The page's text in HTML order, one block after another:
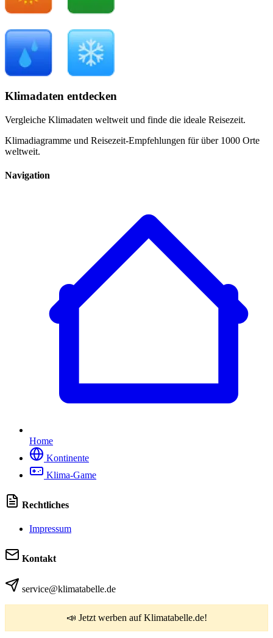
Klimadaten entdecken
Vergleiche Klimadaten weltweit und finde die ideale Reisezeit.
Klimadiagramme und Reisezeit-Empfehlungen für über 1000 Orte
weltweit.
Navigation
Home
Kontinente
Klima-Game
Rechtliches
Impressum
Kontakt
service@klimatabelle.de
📣 Jetzt werben auf Klimatabelle.de!